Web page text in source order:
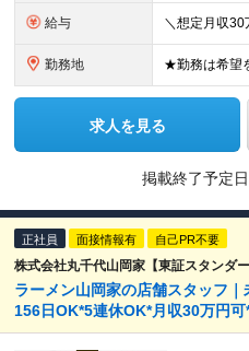
給与
勤務地
求人を見る
掲載終了予定日
正社員 面接情報有 自己PR不要
株式会社丸千代山岡家【東証スタンダー
ラーメン山岡家の店舗スタッフ
156日OK*5連休OK*月収30万円可